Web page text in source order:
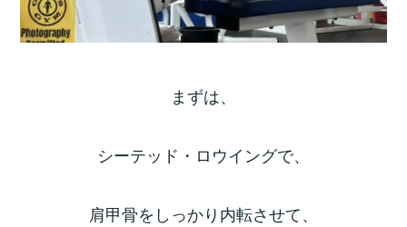
まずは、
シーテッド・ロウイングで、
肩甲骨をしっかり内転させて、